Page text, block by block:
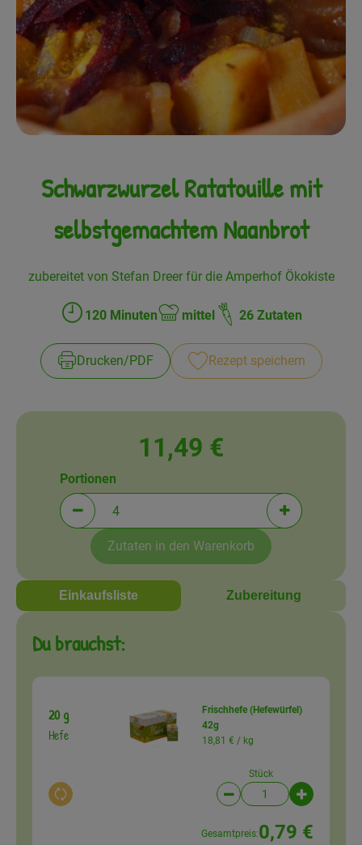
Frisches
Angebote
Haltbares
Getränke
Drogerie
Amperhof-Blog
Schwarzwurzel Ratatouille mit
selbstgemachtem Naanbrot
zubereitet von Stefan Dreer für die Amperhof Ökokiste
Zubreitungszeit:
120 Minuten
Schwierigkeit:
mittel 26 Zutaten
Drucken​/​PDF Rezept speichern
11,49 €
Portionen verringern (aktuell 4 Portionen
Portionen
Portionen
Zutaten in den Warenkorb
Einkaufsliste Zubereitung
Du brauchst:
20 g
Hefe
Auswahl ändern
Frischhefe (Hefewürfel)
42g
18,81 € / kg
Stück
Artikelanzahl
Gesamtpreis:0,79 €